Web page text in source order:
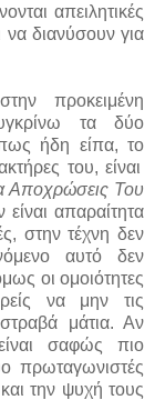
απειλητικές
διανύσουν για
προκειμένη
τα δύο
ήδη είπα, το
του, είναι
Αποχρώσεις Του
είναι απαραίτητα
στην τέχνη δεν
αυτό δεν
οι ομοιότητες
να μην τις
μάτια. Αν
σαφώς πιο
πρωταγωνιστές
την ψυχή τους